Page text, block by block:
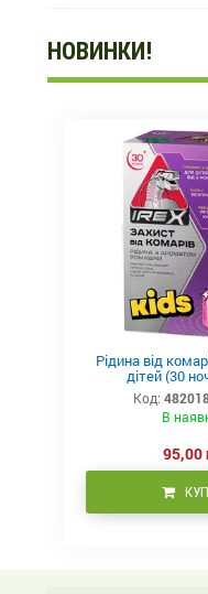
НОВИНКИ!
Рідина від
дітей (30
Код:
В
95,00